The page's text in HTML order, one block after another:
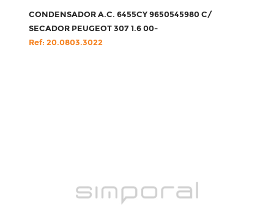
CONDENSADOR A.C. 6455CY 9650545980 C/
SECADOR PEUGEOT 307 1.6 00-
Ref: 20.0803.3022